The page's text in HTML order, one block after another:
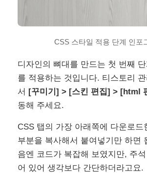
CSS 스타일 적용 단계 인포
디자인의 뼈대를 만드는 첫 번째
를 적용하는 것입니다. 티스토리
서 [꾸미기] > [스킨 편집] > [html
동해 주세요.
CSS 탭의 가장 아래쪽에 다운로드
부분을 복사해서 붙여넣기만 하면
음엔 코드가 복잡해 보였지만, 주
어 있어 생각보다 간단하더라고요.